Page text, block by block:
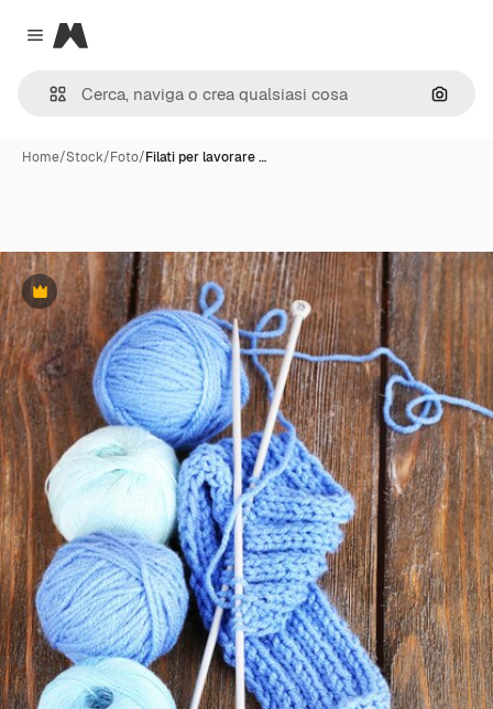
Close menu
Magnific
Cerca
Home/Stock/Foto/Filati per lavorare …
Premium